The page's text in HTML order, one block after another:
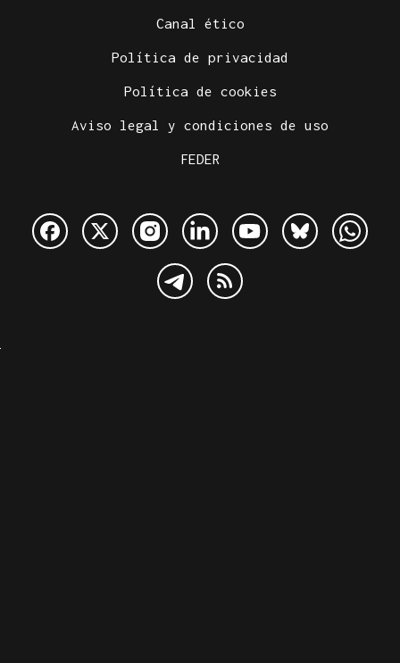
Canal ético
Política de privacidad
Política de cookies
Aviso legal y condiciones de uso
FEDER